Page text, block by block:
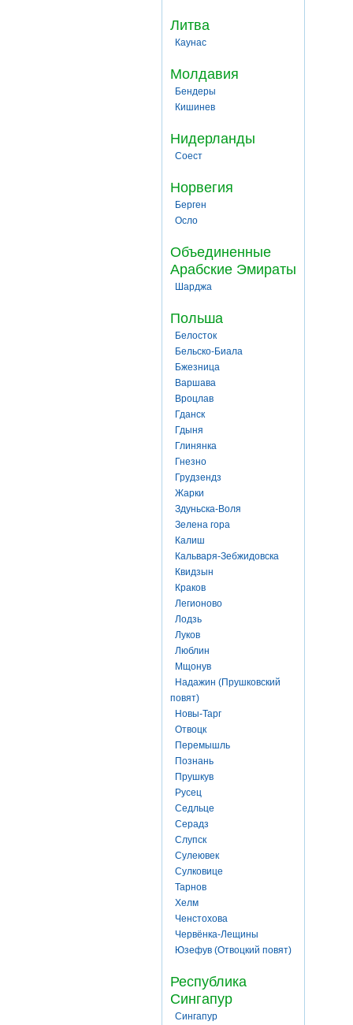
Литва
Каунас
Молдавия
Бендеры
Кишинев
Нидерланды
Соест
Норвегия
Берген
Осло
Объединенные
Арабские Эмираты
Шарджа
Польша
Белосток
Бельско-Биала
Бжезница
Варшава
Вроцлав
Гданск
Гдыня
Глинянка
Гнезно
Грудзендз
Жарки
Здуньска-Воля
Зелена гора
Калиш
Кальваря-Зебжидовска
Квидзын
Краков
Легионово
Лодзь
Луков
Люблин
Мщонув
Надажин (Прушковский
повят)
Новы-Тарг
Отвоцк
Перемышль
Познань
Прушкув
Русец
Седльце
Серадз
Слупск
Сулеювек
Сулковице
Тарнов
Хелм
Ченстохова
Червёнка-Лещины
Юзефув (Отвоцкий повят)
Республика
Сингапур
Сингапур